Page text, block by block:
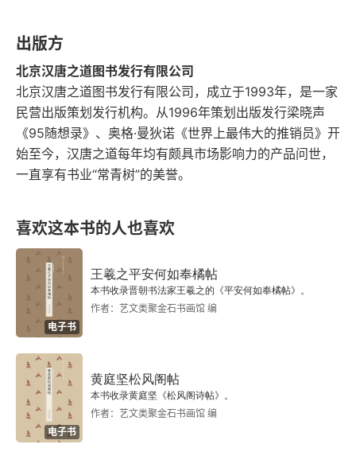
充满音乐的大陆
音乐世界——就是一个万花筒
最后一首小歌
出版方
北京汉唐之道图书发行有限公司
北京汉唐之道图书发行有限公司，成立于1993年，是一家
民营出版策划发行机构。从1996年策划出版发行梁晓声
《95随想录》、奥格·曼狄诺《世界上最伟大的推销员》开
始至今，汉唐之道每年均有颇具市场影响力的产品问世，
一直享有书业“常青树”的美誉。
喜欢这本书的人也喜欢
电子书
王羲之平安何如奉橘帖
本书收录晋朝书法家王羲之的《平安何如奉橘帖》。
作者：艺文类聚金石书画馆 编
电子书
黄庭坚松风阁帖
本书收录黄庭坚《松风阁诗帖》。
作者：艺文类聚金石书画馆 编